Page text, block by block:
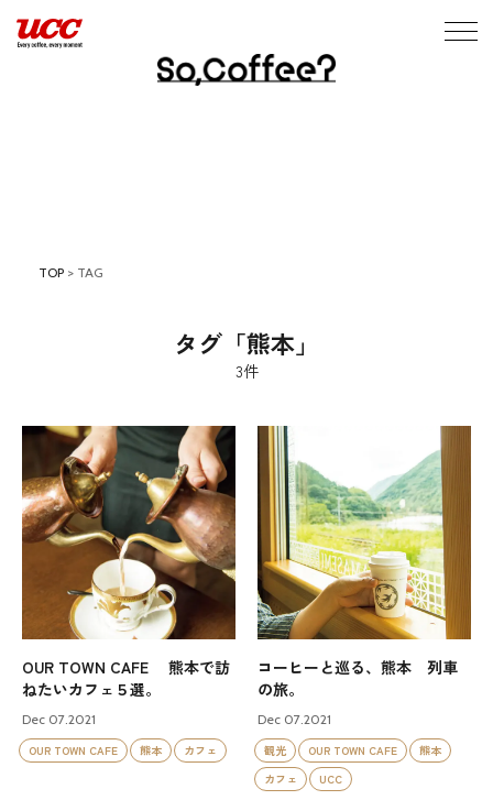
TOP > TAG
タグ「熊本」
3件
OUR TOWN CAFE 熊本で訪
ねたいカフェ５選。
Dec 07.2021
OUR TOWN CAFE
熊本 カフェ
コーヒーと巡る、熊本 列車
の旅。
Dec 07.2021
観光
OUR TOWN CAFE
熊本
カフェ
UCC